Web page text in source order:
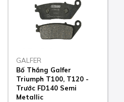
GALFER
Bố Thắng Galfer
Triumph T100, T120 -
Trước FD140 Semi
Metallic